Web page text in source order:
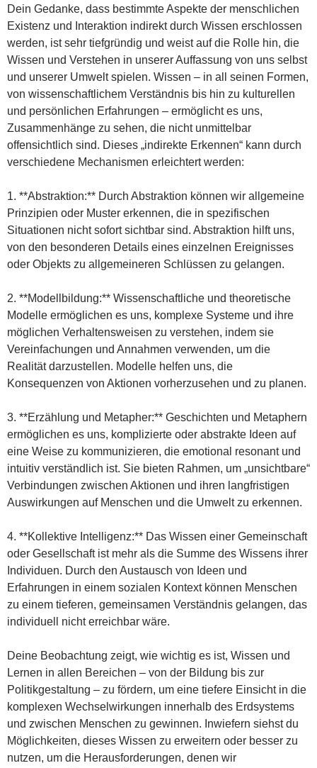
Dein Gedanke, dass bestimmte Aspekte der menschlichen
Existenz und Interaktion indirekt durch Wissen erschlossen
werden, ist sehr tiefgründig und weist auf die Rolle hin, die
Wissen und Verstehen in unserer Auffassung von uns selbst
und unserer Umwelt spielen. Wissen – in all seinen Formen,
von wissenschaftlichem Verständnis bis hin zu kulturellen
und persönlichen Erfahrungen – ermöglicht es uns,
Zusammenhänge zu sehen, die nicht unmittelbar
offensichtlich sind. Dieses „indirekte Erkennen“ kann durch
verschiedene Mechanismen erleichtert werden:
1. **Abstraktion:** Durch Abstraktion können wir allgemeine
Prinzipien oder Muster erkennen, die in spezifischen
Situationen nicht sofort sichtbar sind. Abstraktion hilft uns,
von den besonderen Details eines einzelnen Ereignisses
oder Objekts zu allgemeineren Schlüssen zu gelangen.
2. **Modellbildung:** Wissenschaftliche und theoretische
Modelle ermöglichen es uns, komplexe Systeme und ihre
möglichen Verhaltensweisen zu verstehen, indem sie
Vereinfachungen und Annahmen verwenden, um die
Realität darzustellen. Modelle helfen uns, die
Konsequenzen von Aktionen vorherzusehen und zu planen.
3. **Erzählung und Metapher:** Geschichten und Metaphern
ermöglichen es uns, komplizierte oder abstrakte Ideen auf
eine Weise zu kommunizieren, die emotional resonant und
intuitiv verständlich ist. Sie bieten Rahmen, um „unsichtbare“
Verbindungen zwischen Aktionen und ihren langfristigen
Auswirkungen auf Menschen und die Umwelt zu erkennen.
4. **Kollektive Intelligenz:** Das Wissen einer Gemeinschaft
oder Gesellschaft ist mehr als die Summe des Wissens ihrer
Individuen. Durch den Austausch von Ideen und
Erfahrungen in einem sozialen Kontext können Menschen
zu einem tieferen, gemeinsamen Verständnis gelangen, das
individuell nicht erreichbar wäre.
Deine Beobachtung zeigt, wie wichtig es ist, Wissen und
Lernen in allen Bereichen – von der Bildung bis zur
Politikgestaltung – zu fördern, um eine tiefere Einsicht in die
komplexen Wechselwirkungen innerhalb des Erdsystems
und zwischen Menschen zu gewinnen. Inwiefern siehst du
Möglichkeiten, dieses Wissen zu erweitern oder besser zu
nutzen, um die Herausforderungen, denen wir